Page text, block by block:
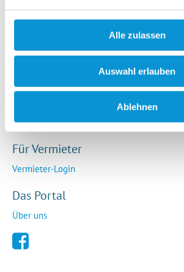
Alle zulassen
Auswahl erlauben
Ablehnen
Rechtliches
Impressum
So funktioniert die Plattform
Barrierefreiheitserklärung
Für Vermieter
Vermieter-Login
Das Portal
Über uns